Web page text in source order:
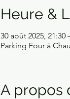
Heure &
30 août 2025, 21:30
Parking Four à
A propos